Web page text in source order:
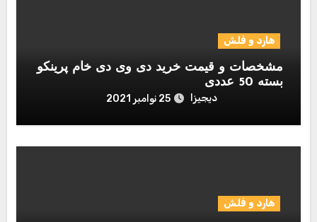
هارد و فلش
مشخصات و قیمت خرید دی وی دی خام پرینکو
بسته 50 عددی
دیجیزا 25 نوامبر 2021
هارد و فلش